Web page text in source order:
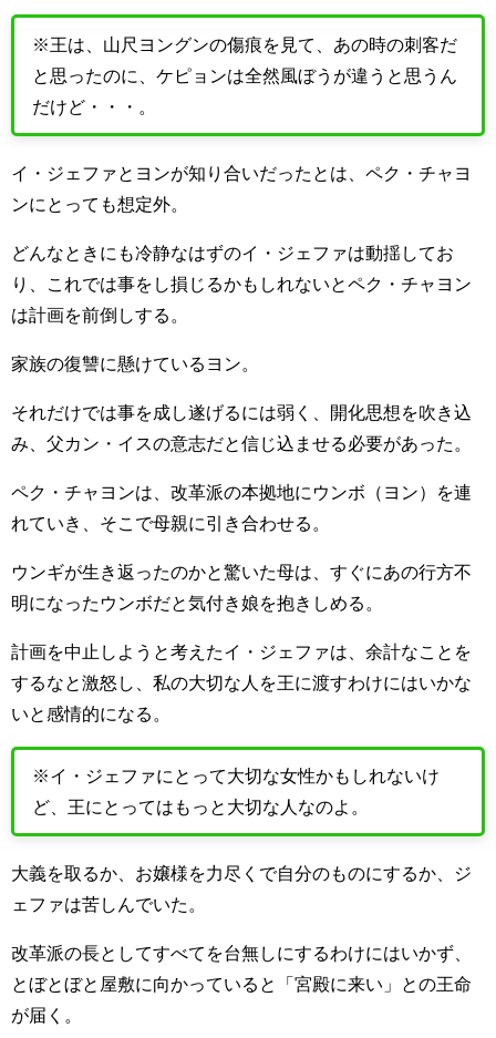
※王は、山尺ヨングンの傷痕を見て、あの時の刺客だ
と思ったのに、ケピョンは全然風ぼうが違うと思うん
だけど・・・。
イ・ジェファとヨンが知り合いだったとは、ペク・チャヨ
ンにとっても想定外。
どんなときにも冷静なはずのイ・ジェファは動揺してお
り、これでは事をし損じるかもしれないとペク・チャヨン
は計画を前倒しする。
家族の復讐に懸けているヨン。
それだけでは事を成し遂げるには弱く、開化思想を吹き込
み、父カン・イスの意志だと信じ込ませる必要があった。
ペク・チャヨンは、改革派の本拠地にウンボ（ヨン）を連
れていき、そこで母親に引き合わせる。
ウンギが生き返ったのかと驚いた母は、すぐにあの行方不
明になったウンボだと気付き娘を抱きしめる。
計画を中止しようと考えたイ・ジェファは、余計なことを
するなと激怒し、私の大切な人を王に渡すわけにはいかな
いと感情的になる。
※イ・ジェファにとって大切な女性かもしれないけ
ど、王にとってはもっと大切な人なのよ。
大義を取るか、お嬢様を力尽くで自分のものにするか、ジ
ェファは苦しんでいた。
改革派の長としてすべてを台無しにするわけにはいかず、
とぼとぼと屋敷に向かっていると「宮殿に来い」との王命
が届く。